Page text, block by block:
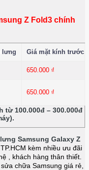
Z Fold3 chính
lưng Giá mặt kính trước
650.000 ₫
650.000 ₫
từ 100.000đ – 300.000đ
Samsung Galaxy Z
kèm nhiều ưu đãi
, khách hàng thân thiết.
chữa Samsung giá rẻ,